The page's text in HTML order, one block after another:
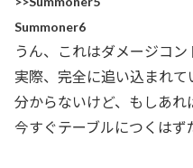
Summoner6
うん、これはダメージコ
実際、完全に追い込まれ
分からないけど、もしあれ
今すぐテーブルにつくはず